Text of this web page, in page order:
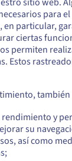
y
el
siglas en
en sincronía
Estas
proporcionan
afronten
para
desde Estados
crear una cuenta.
learn Inglés
para
en particular,
ciertas
permiten
Estos
y
su
así como